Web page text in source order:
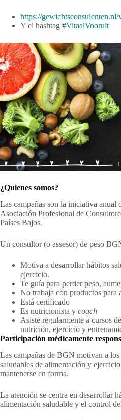
https://
Y el hashtag #VitaalVooruit
¿Quienes somos?
Las campañas son la iniciativa
Asociación Profesional de
Países Bajos.
Un consultor (o assesor) de peso
Motiva a desarrollar hábitos
ejercicio.
Te guía para perder peso,
No trabaja con productos para
Está certificado
Es nutricionista y coach
Asiste regularmente a cursos
nutrición, ejercicio y
Participación médicamente
Las campañas de BGN motivan a
saludables de alimentación y
mantenerse en forma.
La atención se centra en desarrollar
alimentación saludable y el control